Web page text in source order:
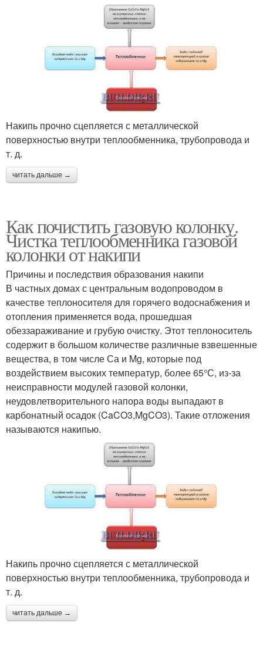
Накипь прочно сцепляется с металлической
поверхностью внутри теплообменника, трубопровода и
т. д.
читать дальше →
Как почистить газовую колонку.
Чистка теплообменника газовой
колонки от накипи
Причины и последствия образования накипи
В частных домах с центральным водопроводом в
качестве теплоносителя для горячего водоснабжения и
отопления применяется вода, прошедшая
обеззараживание и грубую очистку. Этот теплоноситель
содержит в большом количестве различные взвешенные
вещества, в том числе Са и Mg, которые под
воздействием высоких температур, более 65°С, из-за
неисправности модулей газовой колонки,
неудовлетворительного напора воды выпадают в
карбонатный осадок (CaCO3,MgCO3). Такие отложения
называются накипью.
Накипь прочно сцепляется с металлической
поверхностью внутри теплообменника, трубопровода и
т. д.
читать дальше →